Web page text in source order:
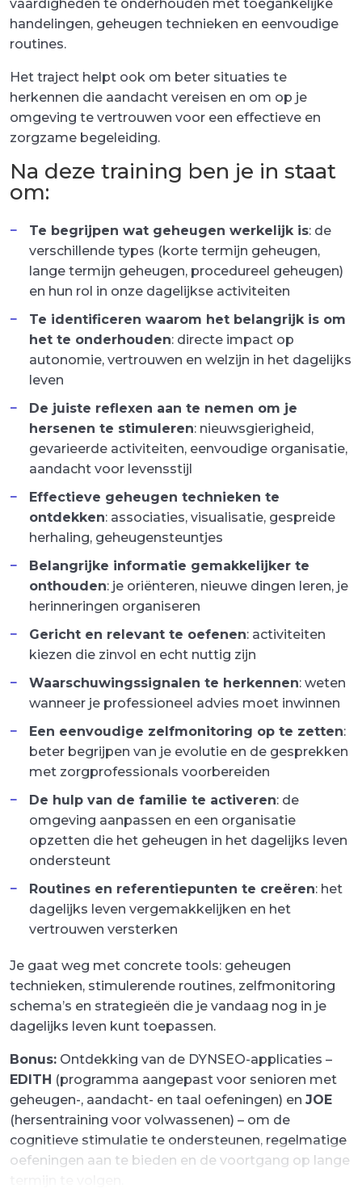
vaardigheden te onderhouden met toegankelijke
handelingen, geheugen technieken en eenvoudige
routines.
Het traject helpt ook om beter situaties te
herkennen die aandacht vereisen en om op je
omgeving te vertrouwen voor een effectieve en
zorgzame begeleiding.
Na deze training ben je in staat
om:
Te begrijpen wat geheugen werkelijk is: de
verschillende types (korte termijn geheugen,
lange termijn geheugen, procedureel geheugen)
en hun rol in onze dagelijkse activiteiten
Te identificeren waarom het belangrijk is om
het te onderhouden: directe impact op
autonomie, vertrouwen en welzijn in het dagelijks
leven
De juiste reflexen aan te nemen om je
hersenen te stimuleren: nieuwsgierigheid,
gevarieerde activiteiten, eenvoudige organisatie,
aandacht voor levensstijl
Effectieve geheugen technieken te
ontdekken: associaties, visualisatie, gespreide
herhaling, geheugensteuntjes
Belangrijke informatie gemakkelijker te
onthouden: je oriënteren, nieuwe dingen leren, je
herinneringen organiseren
Gericht en relevant te oefenen: activiteiten
kiezen die zinvol en echt nuttig zijn
Waarschuwingssignalen te herkennen: weten
wanneer je professioneel advies moet inwinnen
Een eenvoudige zelfmonitoring op te zetten:
beter begrijpen van je evolutie en de gesprekken
met zorgprofessionals voorbereiden
De hulp van de familie te activeren: de
omgeving aanpassen en een organisatie
opzetten die het geheugen in het dagelijks leven
ondersteunt
Routines en referentiepunten te creëren: het
dagelijks leven vergemakkelijken en het
vertrouwen versterken
Je gaat weg met concrete tools: geheugen
technieken, stimulerende routines, zelfmonitoring
schema’s en strategieën die je vandaag nog in je
dagelijks leven kunt toepassen.
Bonus: Ontdekking van de DYNSEO-applicaties –
EDITH (programma aangepast voor senioren met
geheugen-, aandacht- en taal oefeningen) en JOE
(hersentraining voor volwassenen) – om de
cognitieve stimulatie te ondersteunen, regelmatige
oefeningen aan te bieden en de voortgang op lange